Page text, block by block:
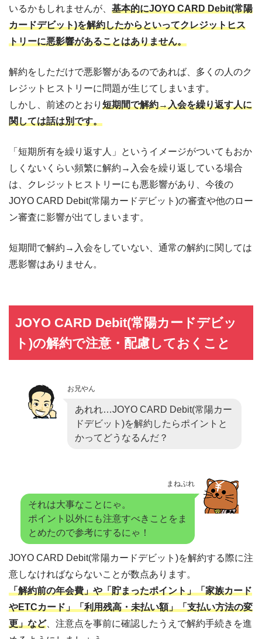
いるかもしれませんが、 基本的にJOYO CARD Debit(常陽
カードデビット)を解約したからといってクレジットヒス
トリーに悪影響があることはありません。
解約をしただけで悪影響があるのであれば、多くの人のク
レジットヒストリーに問題が生じてしまいます。
しかし、前述のとおり 短期間で解約→入会を繰り返す人に
関しては話は別です。
「短期所有を繰り返す人」というイメージがついてもおか
しくないくらい頻繁に解約→入会を繰り返している場合
は、クレジットヒストリーにも悪影響があり、今後の
JOYO CARD Debit(常陽カードデビット)の審査や他のロー
ン審査に影響が出てしまいます。
短期間で解約→入会をしていない、通常の解約に関しては
悪影響はありません。
JOYO CARD Debit(常陽カードデビッ
ト)の解約で注意・配慮しておくこと
お兄やん
あれれ…JOYO CARD Debit(常陽カー
ドデビット)を解約したらポイントと
かってどうなるんだ？
まねぷれ
それは大事なことにゃ。
ポイント以外にも注意すべきことをま
とめたので参考にするにゃ！
JOYO CARD Debit(常陽カードデビット)を解約する際に注
意しなければならないことが数点あります。
「解約前の年会費」や「貯まったポイント」「家族カード
やETCカード」「利用残高・未払い額」「支払い方法の変
更」など、注意点を事前に確認したうえで解約手続きを進